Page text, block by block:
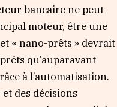
bancaire ne peut
moteur, être une
« nano-prêts » devrait
qu’auparavant
à l’automatisation.
des décisions